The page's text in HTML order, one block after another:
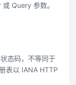
Query 参数。
态码，不等同于
表以 IANA HTTP